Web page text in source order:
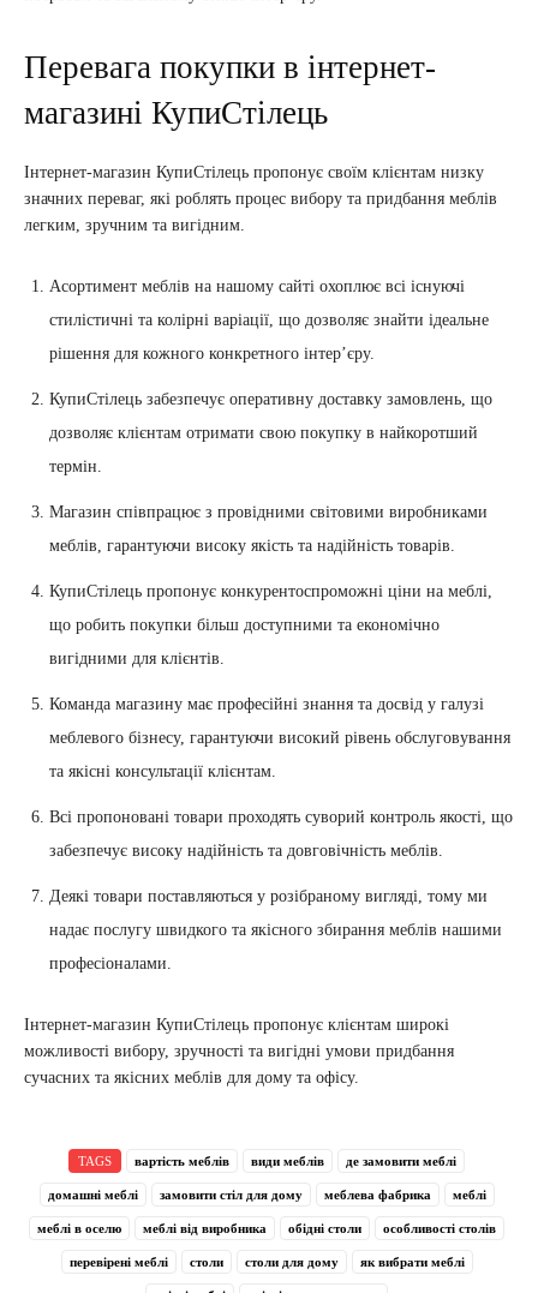
Перевага покупки в інтернет-
магазині КупиСтілець
Інтернет-магазин КупиСтілець пропонує своїм клієнтам низку
значних переваг, які роблять процес вибору та придбання меблів
легким, зручним та вигідним.
Асортимент меблів на нашому сайті охоплює всі існуючі
стилістичні та колірні варіації, що дозволяє знайти ідеальне
рішення для кожного конкретного інтер’єру.
КупиСтілець забезпечує оперативну доставку замовлень, що
дозволяє клієнтам отримати свою покупку в найкоротший
термін.
Магазин співпрацює з провідними світовими виробниками
меблів, гарантуючи високу якість та надійність товарів.
КупиСтілець пропонує конкурентоспроможні ціни на меблі,
що робить покупки більш доступними та економічно
вигідними для клієнтів.
Команда магазину має професійні знання та досвід у галузі
меблевого бізнесу, гарантуючи високий рівень обслуговування
та якісні консультації клієнтам.
Всі пропоновані товари проходять суворий контроль якості, що
забезпечує високу надійність та довговічність меблів.
Деякі товари поставляються у розібраному вигляді, тому ми
надає послугу швидкого та якісного збирання меблів нашими
професіоналами.
Інтернет-магазин КупиСтілець пропонує клієнтам широкі
можливості вибору, зручності та вигідні умови придбання
сучасних та якісних меблів для дому та офісу.
TAGS вартість меблів види меблів де замовити меблі
домашні меблі замовити стіл для дому меблева фабрика меблі
меблі в оселю меблі від виробника обідні столи особливості столів
перевірені меблі столи столи для дому як вибрати меблі